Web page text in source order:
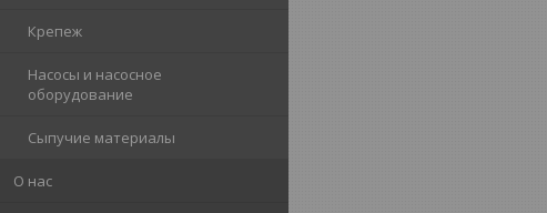
Крепеж
Насосы и насосное
оборудование
Сыпучие материалы
О нас